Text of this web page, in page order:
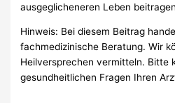
ausgeglicheneren Leben
Hinweis: Bei diesem Beitrag
fachmedizinische Beratung. Wir
Heilversprechen vermitteln. Bitte
gesundheitlichen Fragen Ihren